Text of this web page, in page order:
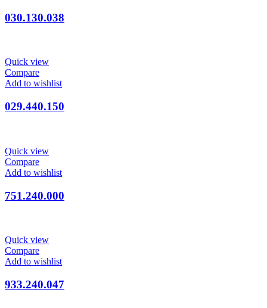
030.130.038
Quick view
Compare
Add to wishlist
029.440.150
Quick view
Compare
Add to wishlist
751.240.000
Quick view
Compare
Add to wishlist
933.240.047